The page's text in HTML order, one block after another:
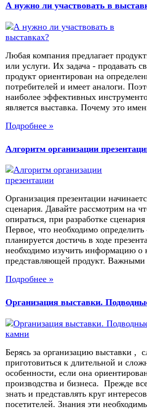
А нужно ли участвовать в
Любая компания предлагает
или услуги. Их задача - продавать
продукт ориентирован на
потребителей и имеет аналоги.
наиболее эффективных
является выставка. Почему это
Подробнее »
Алгоритм организации
Организация презентации
сценария. Давайте рассмотрим на
опираться, при разработке
Первое, что необходимо
планируется достичь в ходе
необходимо изучить информацию о
представляющей продукт. Важными
Подробнее »
Организация выставки.
Берясь за организацию выставки ,
приготовиться к длительной и
особенности, если она
производства и бизнеса. Прежде
знать и представлять круг
посетителей. Знания эти